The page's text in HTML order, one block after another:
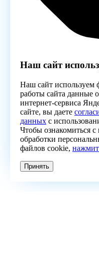
Наш сайт
Наш сайт используем
работы сайта данные
интернет-сервиса
сайте, вы даете
данных с
Чтобы ознакомиться
обработки
файлов cookie,
Принять